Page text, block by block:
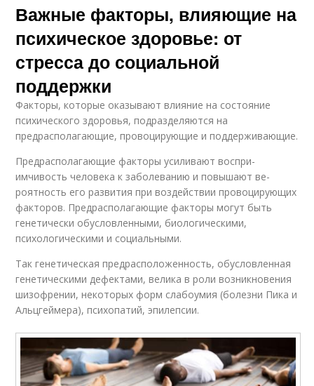
Важные факторы, влияющие на
психическое здоровье: от
стресса до социальной
поддержки
Факторы, которые оказывают влияние на состояние
психического здоро­вья, подразделяются на
предрасполагающие, провоцирующие и поддерживающие.
Предрасполагающие факторы усиливают воспри­
имчивость человека к заболеванию и повышают ве­
роятность его развития при воздействии провоцирующих
факторов. Предрасполагающие факторы могут быть
генетически обусловлен­ными, биологическими,
психологическими и социальными.
Так генетическая пред­расположенность, обусловленная
генетическими дефектами, велика в роли возникновения
шизофрении, некоторых форм слабоумия (болезни Пика и
Альцгеймера), психопатий, эпилепсии.